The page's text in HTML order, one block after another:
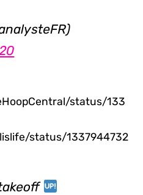
status/133
status/1337944732